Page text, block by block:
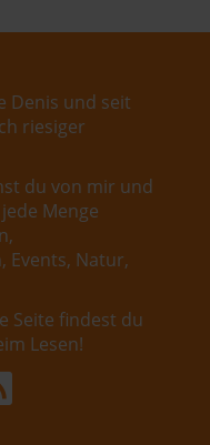
Denis und seit
riesiger
du von mir und
Menge
Events, Natur,
Seite findest du
Lesen!